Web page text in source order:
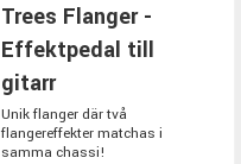
Trees Flanger -
Effektpedal till
gitarr
Unik flanger där två
flangereffekter matchas i
samma chassi!